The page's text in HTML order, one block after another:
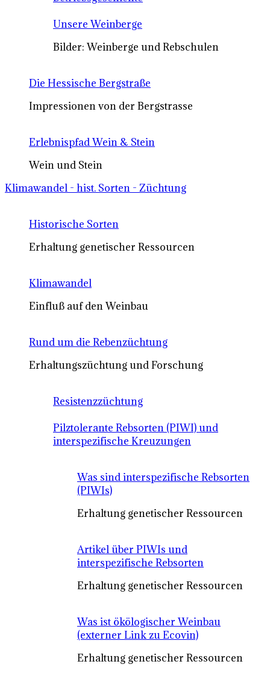
Unsere Weinberge
Bilder: Weinberge und Rebschulen
Die Hessische Bergstraße
Impressionen von der Bergstrasse
Erlebnispfad Wein & Stein
Wein und Stein
Klimawandel - hist. Sorten - Züchtung
Historische Sorten
Erhaltung genetischer Ressourcen
Klimawandel
Einfluß auf den Weinbau
Rund um die Rebenzüchtung
Erhaltungszüchtung und Forschung
Resistenzzüchtung
Pilztolerante Rebsorten (PIWI) und
interspezifische Kreuzungen
Was sind interspezifische Rebsorten
(PIWIs)
Erhaltung genetischer Ressourcen
Artikel über PIWIs und
interspezifische Rebsorten
Erhaltung genetischer Ressourcen
Was ist ökölogischer Weinbau
(externer Link zu Ecovin)
Erhaltung genetischer Ressourcen